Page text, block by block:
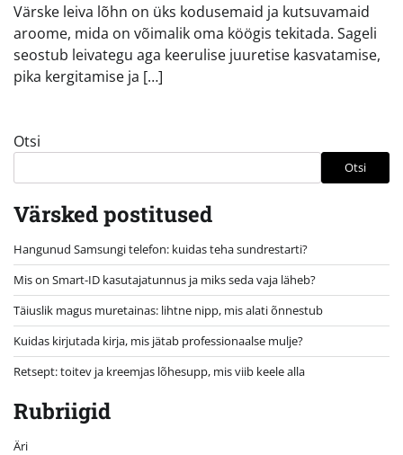
Värske leiva lõhn on üks kodusemaid ja kutsuvamaid
aroome, mida on võimalik oma köögis tekitada. Sageli
seostub leivategu aga keerulise juuretise kasvatamise,
pika kergitamise ja […]
Otsi
Otsi
Värsked postitused
Hangunud Samsungi telefon: kuidas teha sundrestarti?
Mis on Smart-ID kasutajatunnus ja miks seda vaja läheb?
Täiuslik magus muretainas: lihtne nipp, mis alati õnnestub
Kuidas kirjutada kirja, mis jätab professionaalse mulje?
Retsept: toitev ja kreemjas lõhesupp, mis viib keele alla
Rubriigid
Äri